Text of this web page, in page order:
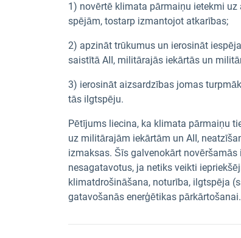
1) novērtē klimata pārmaiņu ietekmi
spējām, tostarp izmantojot atkarības;
2) apzināt trūkumus un ierosināt
saistītā AII, militārajās iekārtās un
3) ierosināt aizsardzības jomas
tās ilgtspēju.
Pētījums liecina, ka klimata pārmaiņu
uz militārajām iekārtām un AII,
izmaksas. Šīs galvenokārt
nesagatavotus, ja netiks veikti
klimatdrošināšana, noturība, ilgtspēja
gatavošanās enerģētikas pārkārtošanai.